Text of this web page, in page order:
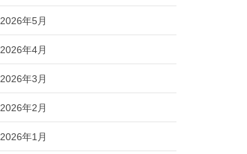
2026年5月
2026年4月
2026年3月
2026年2月
2026年1月